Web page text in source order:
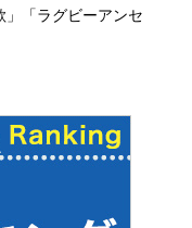
「ラグビーアンセ